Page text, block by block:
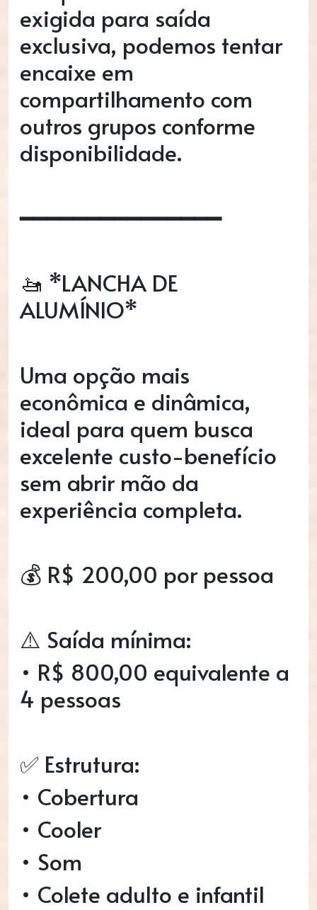
exigida para saída
exclusiva, podemos tentar
encaixe em
compartilhamento com
outros grupos conforme
disponibilidade.
━━━━━━━━━━━━━━━
🚤 *LANCHA DE
ALUMÍNIO*
Uma opção mais
econômica e dinâmica,
ideal para quem busca
excelente custo-benefício
sem abrir mão da
experiência completa.
💰 R$ 200,00 por pessoa
⚠️ Saída mínima:
• R$ 800,00 equivalente a
4 pessoas
✅ Estrutura:
• Cobertura
• Cooler
• Som
• Colete adulto e infantil